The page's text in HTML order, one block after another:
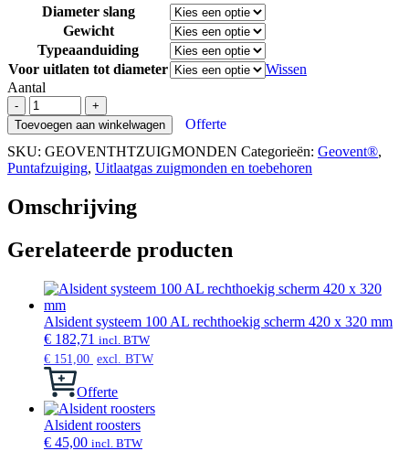
Diameter slang
Gewicht
Typeaanduiding
Voor uitlaten tot diameter
Wissen
Aantal
-
Geovent
HT
zuigmonden
aantal
+
Toevoegen aan winkelwagen
Offerte
SKU: GEOVENTHTZUIGMONDEN Categorieën: Geovent®,
Puntafzuiging, Uitlaatgas zuigmonden en toebehoren
Omschrijving
Gerelateerde producten
Alsident systeem 100 AL rechthoekig scherm 420 x 320 mm
€ 182,71 incl. BTW
€ 151,00 excl. BTW
Offerte
Alsident roosters
€ 45,00 incl. BTW